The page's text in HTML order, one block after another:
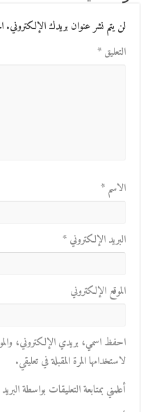
لن يتم نشر عنوان بريدك الإلكتروني.
التعليق*
الاسم*
البريد الإلكتروني*
الموقع الإلكتروني
احفظ اسمي، بريدي الإلكتروني،
لاستخدامها المرة المقبلة في تعليقي.
أعلمني بمتابعة التعليقات بواسطة